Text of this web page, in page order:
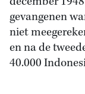
gevangenen
niet
en na de
40.000